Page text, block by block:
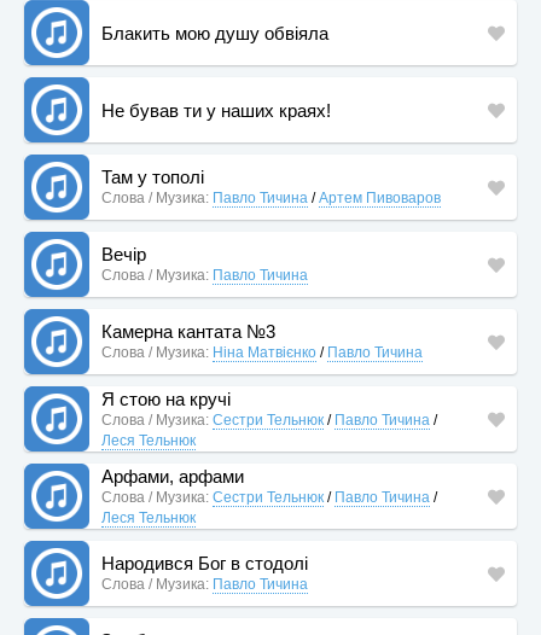
Блакить мою душу обвіяла
Не бував ти у наших краях!
Там у тополі
Слова / Музика: Павло Тичина /Артем Пивоваров
Вечір
Слова / Музика: Павло Тичина
Камерна кантата №3
Слова / Музика: Ніна Матвієнко / Павло Тичина
Я стою на кручі
Слова / Музика: Сестри Тельнюк / Павло Тичина /
Леся Тельнюк
Арфами, арфами
Слова / Музика: Сестри Тельнюк / Павло Тичина /
Леся Тельнюк
Народився Бог в стодолі
Слова / Музика: Павло Тичина